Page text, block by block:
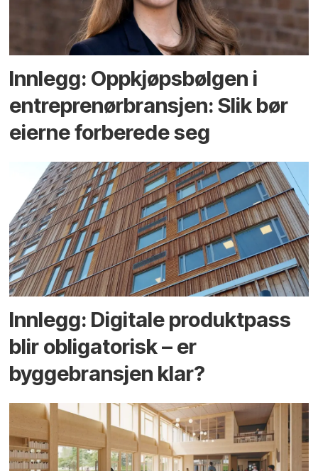
Innlegg: Oppkjøps­bølgen i
entreprenør­bransjen: Slik bør
eierne forberede seg
Innlegg: Digitale produktpass
blir obligatorisk – er
byggebransjen klar?